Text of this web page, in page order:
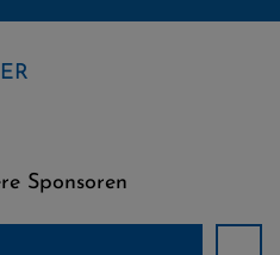
Sponsoren